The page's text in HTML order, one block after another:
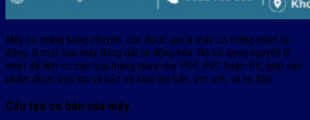
Máy co màng băng chuyền, còn được gọi là máy co màng nhiệt tự
động, là một loại máy đóng gói tự động hóa. Nó sử dụng nguyên lý
nhiệt để làm co các loại màng nhựa như POF, PVC hoặc PE, giúp sản
phẩm được bọc kín và bảo vệ khỏi bụi bẩn, ẩm ướt, và va đập.
Cấu tạo cơ bản của máy